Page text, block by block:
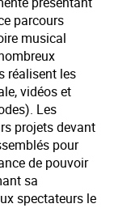
parcours
musical
réalisent les
vidéos et
Les
projets devant
pour
de pouvoir
sa
spectateurs le